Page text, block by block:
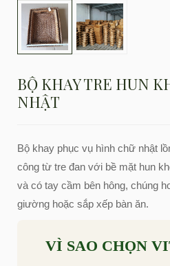
BỘ KHAY TRE HUN
NHẬT
Bộ khay phục vụ hình chữ nhật
công từ tre đan với bề mặt hun
và có tay cầm bên hông, chúng
giường hoặc sắp xếp bàn ăn.
VÌ SAO CHỌN